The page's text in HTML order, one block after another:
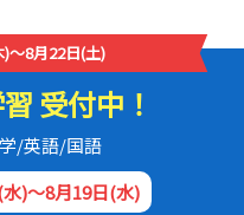
～8月22日(土)
受付中！
/英語/国語
)～8月19日(水)